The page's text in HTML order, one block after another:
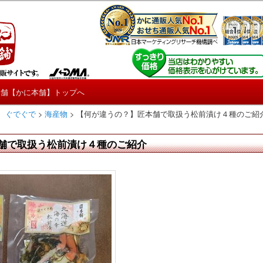
たくじょー！】
情報や興味深い記事をお届けします。
【かに本舗】トップへ
ぐでぐで> 海産物 > 【何が違うの？】匠本舗で取扱う松前漬け４種のご紹
で取扱う松前漬け４種のご紹介